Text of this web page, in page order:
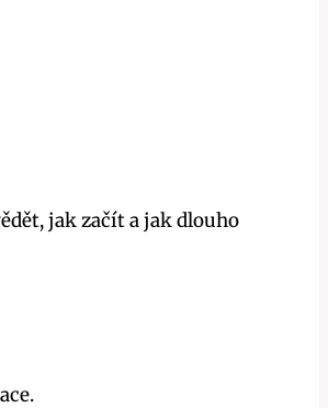
jak začít a jak dlouho